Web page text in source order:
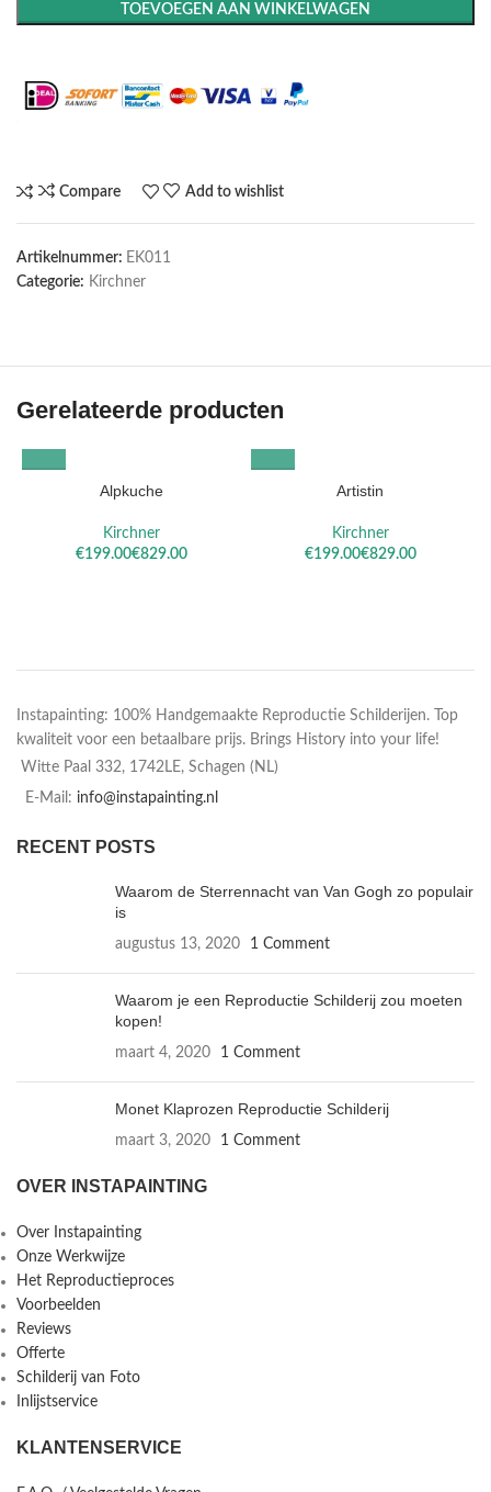
TOEVOEGEN AAN WINKELWAGEN
Compare Add to wishlist
Artikelnummer: EK011
Categorie: Kirchner
Gerelateerde producten
Alpkuche
Kirchner
€
€
Artistin
Kirchner
€
€
Instapainting: 100% Handgemaakte Reproductie Schilderijen. Top
kwaliteit voor een betaalbare prijs. Brings History into your life!
Witte Paal 332, 1742LE, Schagen (NL)
E-Mail: info@instapainting.nl
RECENT POSTS
Waarom de Sterrennacht van Van Gogh zo populair
is
augustus 13, 2020 1 Comment
Waarom je een Reproductie Schilderij zou moeten
kopen!
maart 4, 2020 1 Comment
Monet Klaprozen Reproductie Schilderij
maart 3, 2020 1 Comment
OVER INSTAPAINTING
Over Instapainting
Onze Werkwijze
Het Reproductieproces
Voorbeelden
Reviews
Offerte
Schilderij van Foto
Inlijstservice
KLANTENSERVICE